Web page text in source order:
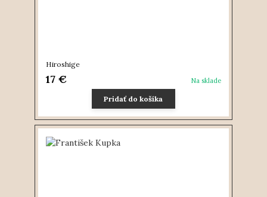
Hiroshige
17 € Na sklade
Pridať do košíka